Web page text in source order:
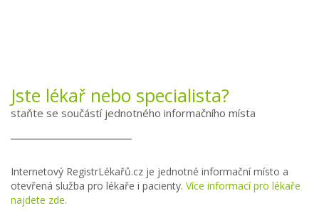
Jste lékař nebo specialista?
staňte se součástí jednotného informačního místa
Internetový RegistrLékařů.cz je jednotné informační místo a
otevřená služba pro lékaře i pacienty. Více informací pro lékaře
najdete zde.